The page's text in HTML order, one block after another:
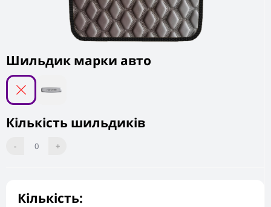
Шильдик марки авто
Кількість шильдиків
- 0 +
Кількість: